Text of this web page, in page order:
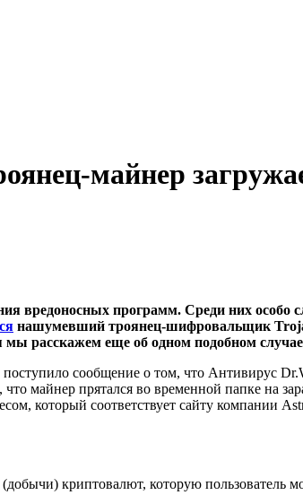
майнер
вредоносных программ. Среди них особо
нашумевший троянец-шифровальщик
расскажем еще об одном подобном
сообщение о том, что Антивирус
майнер прятался во временной папке на
который соответствует сайту компании
криптовалют, которую пользователь